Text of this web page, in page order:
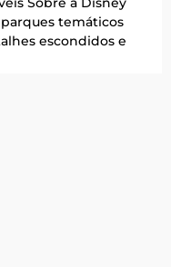
temáticos
escondidos e